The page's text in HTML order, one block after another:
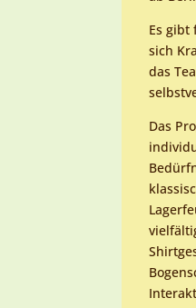
Es gibt
sich
das
Das